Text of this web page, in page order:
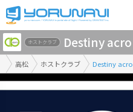
香
川
県
版
高松 ホストクラブ Destiny acro
ホストクラブ Destiny acro